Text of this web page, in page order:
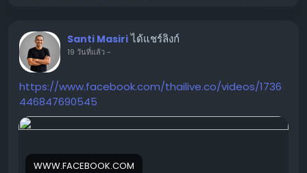
Santi Masiri ได้แชร์ลิงก์
19 วันที่แล้ว-
https://www.facebook.com/thailive.co/videos/1736
446847690545
WWW.FACEBOOK.COM